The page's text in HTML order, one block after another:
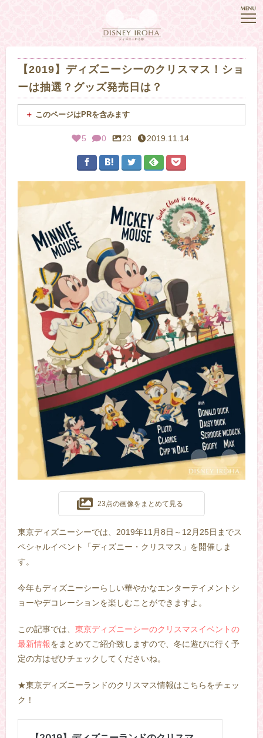
【2019】ディズニーシーのクリスマス！ショ
ーは抽選？グッズ発売日は？
このページはPRを含みます
5 0 23 2019.11.14
23点の画像をまとめて見る
東京ディズニーシーでは、2019年11月8日～12月25日までス
ペシャルイベント「ディズニー・クリスマス」を開催しま
す。
今年もディズニーシーらしい華やかなエンターテイメントシ
ョーやデコレーションを楽しむことができますよ。
この記事では、 東京ディズニーシーのクリスマスイベントの
最新情報をまとめてご紹介致しますので、冬に遊びに行く予
定の方はぜひチェックしてくださいね。
★東京ディズニーランドのクリスマス情報はこちらをチェッ
ク！